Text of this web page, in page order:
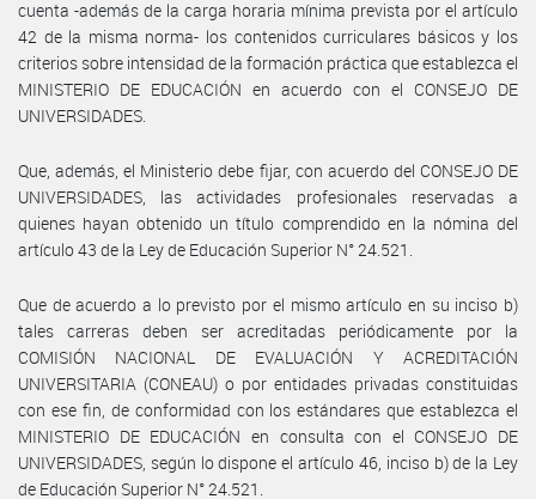
cuenta -además de la carga horaria mínima prevista por el artículo
42 de la misma norma- los contenidos curriculares básicos y los
criterios sobre intensidad de la formación práctica que establezca el
MINISTERIO DE EDUCACIÓN en acuerdo con el CONSEJO DE
UNIVERSIDADES.
Que, además, el Ministerio debe fijar, con acuerdo del CONSEJO DE
UNIVERSIDADES, las actividades profesionales reservadas a
quienes hayan obtenido un título comprendido en la nómina del
artículo 43 de la Ley de Educación Superior N° 24.521.
Que de acuerdo a lo previsto por el mismo artículo en su inciso b)
tales carreras deben ser acreditadas periódicamente por la
COMISIÓN NACIONAL DE EVALUACIÓN Y ACREDITACIÓN
UNIVERSITARIA (CONEAU) o por entidades privadas constituidas
con ese fin, de conformidad con los estándares que establezca el
MINISTERIO DE EDUCACIÓN en consulta con el CONSEJO DE
UNIVERSIDADES, según lo dispone el artículo 46, inciso b) de la Ley
de Educación Superior N° 24.521.